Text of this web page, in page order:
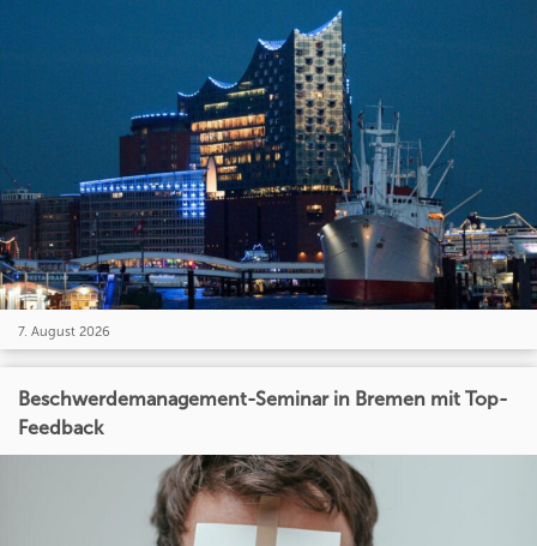
7. August 2026
Beschwerdemanagement-Seminar in Bremen mit Top-
Feedback